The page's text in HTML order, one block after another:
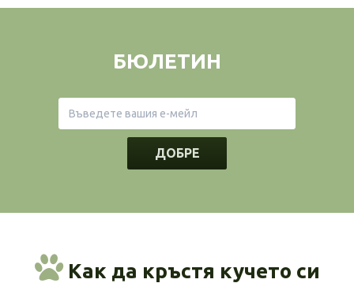
БЮЛЕТИН
ДОБРЕ
Как да кръстя кучето си